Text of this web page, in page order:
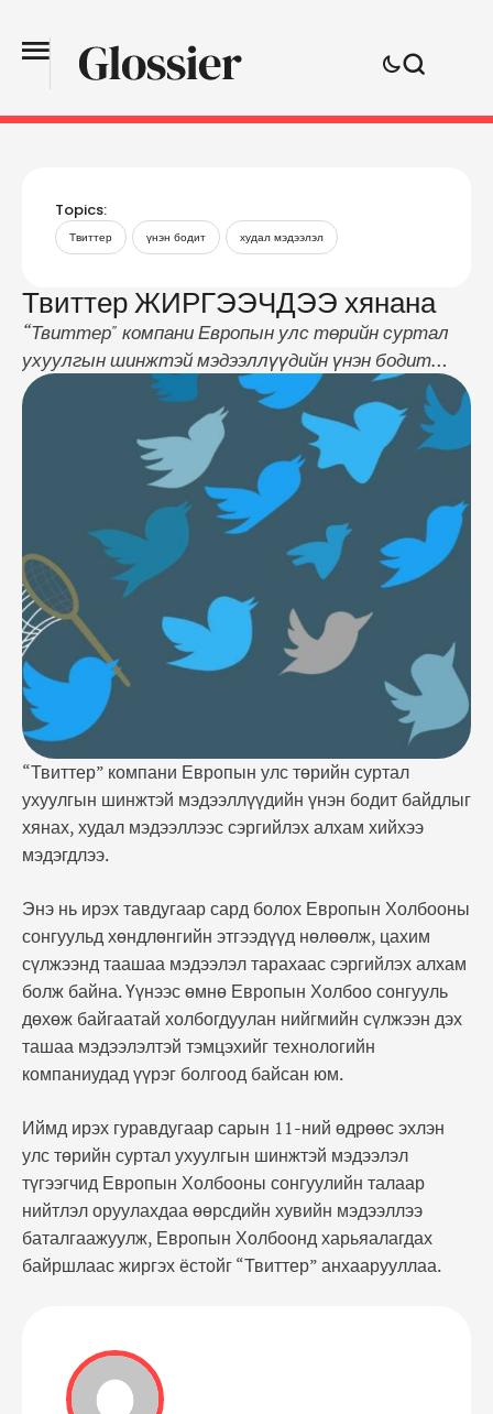
Topics:
Твиттер үнэн бодит худал мэдээлэл
Твиттер ЖИРГЭЭЧДЭЭ хянана
“Твиттер" компани Европын улс төрийн суртал
ухуулгын шинжтэй мэдээллүүдийн үнэн бодит
байдлыг хянах, худал мэдээллээс сэргийлэх алхам
хийхээ мэдэгдлээ. Энэ нь ирэх тавдугаар сард
болох Европын Холбооны сонгуульд хөндлөнгийн
этгээдүүд нөлөөлж, цахим сүлжээнд таашаа
мэдээлэл тарахаас сэргийлэх алхам болж байна.
Үүнээс өмнө Европын Холбоо сонгууль дөхөж
байгаатай холбогдуулан нийгмийн сүлжээн дэх
ташаа мэдээлэлтэй тэмцэхийг технологийн …
“Твиттер” компани Европын улс төрийн суртал
ухуулгын шинжтэй мэдээллүүдийн үнэн бодит байдлыг
хянах, худал мэдээллээс сэргийлэх алхам хийхээ
мэдэгдлээ.
Энэ нь ирэх тавдугаар сард болох Европын Холбооны
сонгуульд хөндлөнгийн этгээдүүд нөлөөлж, цахим
сүлжээнд таашаа мэдээлэл тарахаас сэргийлэх алхам
болж байна. Үүнээс өмнө Европын Холбоо сонгууль
дөхөж байгаатай холбогдуулан нийгмийн сүлжээн дэх
ташаа мэдээлэлтэй тэмцэхийг технологийн
компаниудад үүрэг болгоод байсан юм.
Иймд ирэх гуравдугаар сарын 11-ний өдрөөс эхлэн
улс төрийн суртал ухуулгын шинжтэй мэдээлэл
түгээгчид Европын Холбооны сонгуулийн талаар
нийтлэл оруулахдаа өөрсдийн хувийн мэдээллээ
баталгаажуулж, Европын Холбоонд харьяалагдах
байршлаас жиргэх ёстойг “Твиттер” анхаарууллаа.